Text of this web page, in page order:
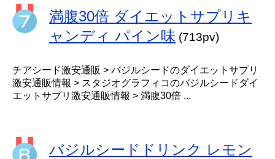
満腹30倍 ダイエットサプリキ
ャンディ パイン味 (713pv)
チアシード激安通販 > バジルシードのダイエットサプリ
激安通販情報 > スタジオグラフィコのバジルシードダイ
エットサプリ激安通販情報 > 満腹30倍 ...
バジルシードドリンク レモン